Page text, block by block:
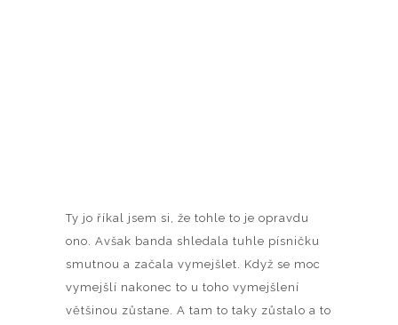
Ty jo říkal jsem si, že tohle to je opravdu
ono. Avšak banda shledala tuhle písničku
smutnou a začala vymejšlet. Když se moc
vymejšlí nakonec to u toho vymejšlení
většinou zůstane. A tam to taky zůstalo a to